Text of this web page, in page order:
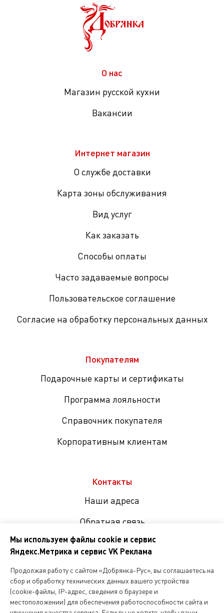
О нас
Магазин русской кухни
Вакансии
Интернет магазин
О службе доставки
Карта зоны обслуживания
Вид услуг
Как заказать
Способы оплаты
Часто задаваемые вопросы
Пользовательское соглашение
Согласие на обработку персональных данных
Покупателям
Подарочные карты и сертификаты
Программа лояльности
Справочник покупателя
Корпоративным клиентам
Контакты
Наши адреса
Обратная связь
соцсетях
Копирование и любое другое использование информации,
Мы используем файлы cookie и сервис
Яндекс.Метрика и сервис VK Реклама
Продолжая работу с сайтом «Добрянка-Рус», вы соглашаетесь на
сбор и обработку технических данных вашего устройства
(cookie-файлы, IP-адрес, сведения о браузере и
местоположении) для обеспечения работоспособности сайта и